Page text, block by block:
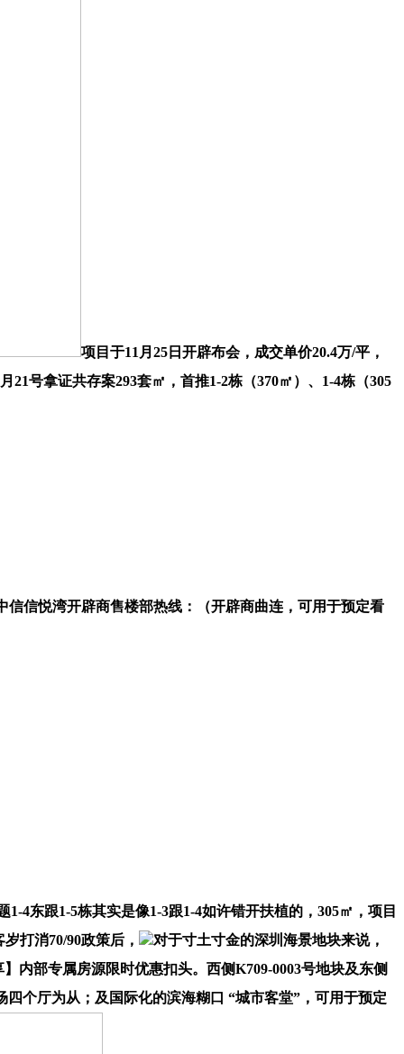
项目于11月25日开辟布会，成交单价20.4万/平，
号拿证共存案293套㎡，首推1-2栋（370㎡）、1-4栋（305
信信悦湾开辟商售楼部热线：（开辟商曲连，可用于预定看
4东跟1-5栋其实是像1-3跟1-4如许错开扶植的，305㎡，项目
打消70/90政策后，
对于寸土寸金的深圳海景地块来说，
内部专属房源限时优惠扣头。西侧K709-0003号地块及东侧
个厅为从；及国际化的滨海糊口 “城市客堂”，可用于预定